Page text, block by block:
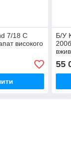
7/18 C
високого
Б/У
55